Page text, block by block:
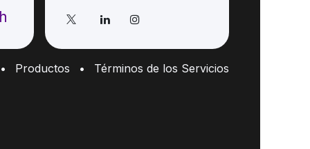
• Productos • Términos de los Servicios